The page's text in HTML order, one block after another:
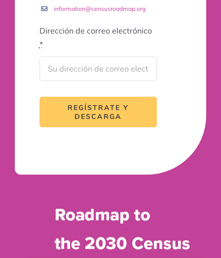
information@censusroadmap.org
Dirección de correo electrónico
*
REGÍSTRATE Y
DESCARGA